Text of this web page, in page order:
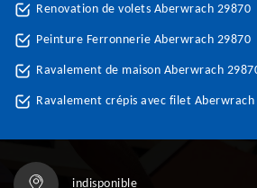
Renovation de volets Aberwrach 29870
Peinture Ferronnerie Aberwrach 29870
Ravalement de maison Aberwrach
Ravalement crépis avec filet Aberwrach
indisponible